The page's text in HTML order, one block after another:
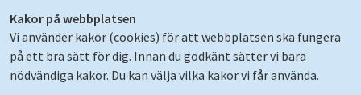
Kakor på webbplatsen
Vi använder kakor (cookies) för att webbplatsen ska fungera
på ett bra sätt för dig. Innan du godkänt sätter vi bara
nödvändiga kakor. Du kan välja vilka kakor vi får använda.